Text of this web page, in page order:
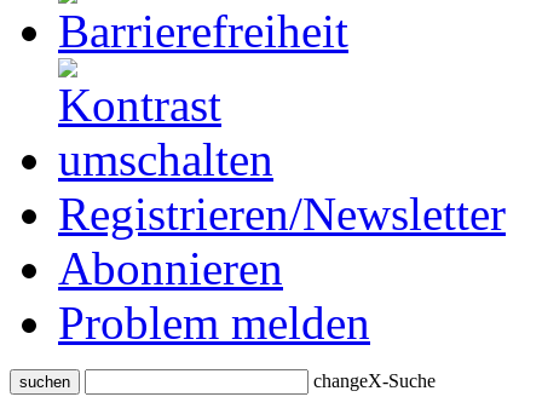
Registrieren/Newsletter
Abonnieren
Problem melden
suchen changeX-Suche